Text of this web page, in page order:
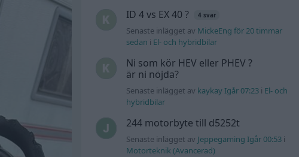
ID 4 vs EX 40 ? 4 svar
Senaste inlägget av MickeEng för 20 timmar
sedan i El- och hybridbilar
Ni som kör HEV eller PHEV ?
är ni nöjda?
Senaste inlägget av kaykay Igår 07:23 i El- och
hybridbilar
244 motorbyte till d5252t
Senaste inlägget av Jeppegaming Igår 00:53 i
Motorteknik (Avancerad)